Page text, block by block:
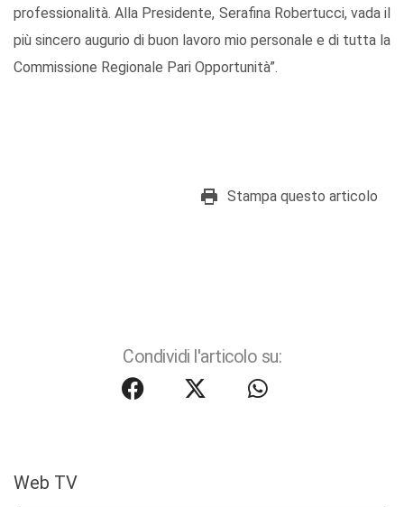
professionalità. Alla Presidente, Serafina Robertucci, vada il
più sincero augurio di buon lavoro mio personale e di tutta la
Commissione Regionale Pari Opportunità”.
Stampa questo articolo
Condividi l'articolo su:
Web TV